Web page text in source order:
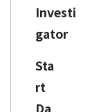
Investi
gator
Sta
rt
Da